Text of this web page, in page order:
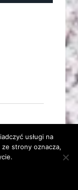
Wszelkie
usługi na
strony oznacza,